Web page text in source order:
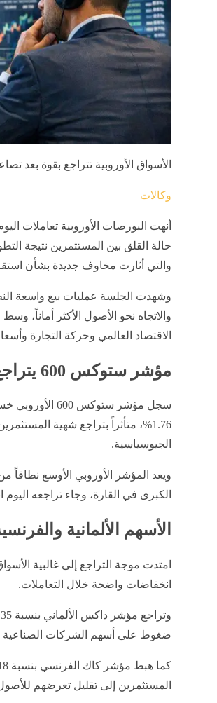
الأسواق الأوروبية تتراجع بقوة بعد تصاعد
وكالات
حالة القلق بين المستثمرين نتيجة
والتي أثارت مخاوف جديدة بشأن
وشهدت الجلسة عمليات بيع واسعة
والاتجاه نحو الأصول الأكثر أماناً،
الاقتصاد العالمي وحركة التجارة
مؤشر ستوكس 600 يتراجع مع موجة بيع واسعة للأسهم الأوروبية
سجل مؤشر
1.76%، متأثراً بتراجع شهية
الجيوسياسية.
ويعد المؤشر الأوروبي الأوسع
الكبرى في القارة، وجاء تراجعه
الأسهم الألمانية
امتدت موجة التراجع إلى غالبية
انخفاضات واضحة خلال التعاملات.
ضغوط على أسهم الشركات الصناعية
المستثمرين إلى تقليل تعرضهم